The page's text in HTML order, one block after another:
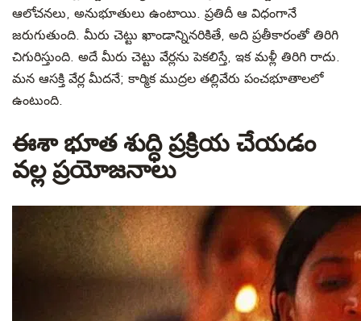
ఆలోచనలు, అనుభూతులు ఉంటాయి. ప్రతిదీ ఆ విధంగానే
జరుగుతుంది. మీరు చెట్టు ఖాండాన్నినరికితే, అది ప్రతీకారంతో తిరిగి
చిగురిస్తుంది. అదే మీరు చెట్టు వేర్లను పెకలిస్తే, ఇక మళ్లీ తిరిగి రాదు.
మన ఆసక్తి వేర్ల మీదనే; కార్మిక ముద్రల తల్లివేరు పంచభూతాలలో
ఉంటుంది.
ఈశా భూత శుద్ధి ప్రక్రియ చేయడం
వల్ల ప్రయోజనాలు